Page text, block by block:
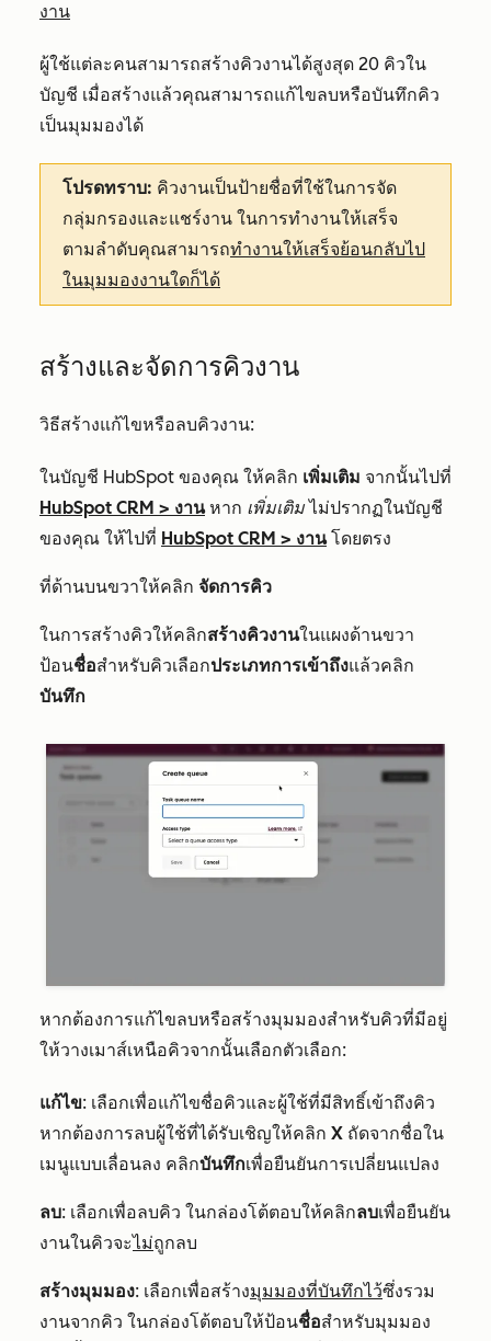
งาน
ผู้ใช้แต่ละคนสามารถสร้างคิวงานได้สูงสุด 20 คิวใน
บัญชี เมื่อสร้างแล้วคุณสามารถแก้ไขลบหรือบันทึกคิว
เป็นมุมมองได้
โปรดทราบ: คิวงานเป็นป้ายชื่อที่ใช้ในการจัด
กลุ่มกรองและแชร์งาน ในการทำงานให้เสร็จ
ตามลำดับคุณสามารถทำงานให้เสร็จย้อนกลับไป
ในมุมมองงานใดก็ได้
สร้างและจัดการคิวงาน
วิธีสร้างแก้ไขหรือลบคิวงาน:
ในบัญชี HubSpot ของคุณ ให้คลิก เพิ่มเติม จากนั้นไปที่
HubSpot CRM > งานหาก เพิ่มเติมไม่ปรากฏในบัญชี
ของคุณ ให้ไปที่ HubSpot CRM > งานโดยตรง
ที่ด้านบนขวาให้คลิก จัดการคิว
ในการสร้างคิวให้คลิกสร้างคิวงานในแผงด้านขวา
ป้อนชื่อสำหรับคิวเลือกประเภทการเข้าถึงแล้วคลิก
บันทึก
หากต้องการแก้ไขลบหรือสร้างมุมมองสำหรับคิวที่มีอยู่
ให้วางเมาส์เหนือคิวจากนั้นเลือกตัวเลือก:
แก้ไข: เลือกเพื่อแก้ไขชื่อคิวและผู้ใช้ที่มีสิทธิ์เข้าถึงคิว
หากต้องการลบผู้ใช้ที่ได้รับเชิญให้คลิก X ถัดจากชื่อใน
เมนูแบบเลื่อนลง คลิกบันทึกเพื่อยืนยันการเปลี่ยนแปลง
ลบ: เลือกเพื่อลบคิว ในกล่องโต้ตอบให้คลิกลบเพื่อยืนยัน
งานในคิวจะไม่ถูกลบ
สร้างมุมมอง: เลือกเพื่อสร้างมุมมองที่บันทึกไว้ซึ่งรวม
งานจากคิว ในกล่องโต้ตอบให้ป้อนชื่อสำหรับมุมมอง